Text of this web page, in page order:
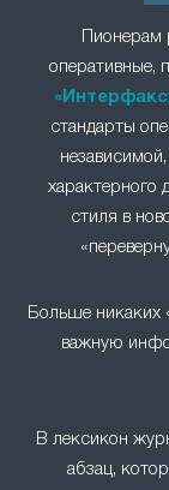
оперативные,
стандарты
характерного
стиля в
Больше
важную
В лексикон
абзац,